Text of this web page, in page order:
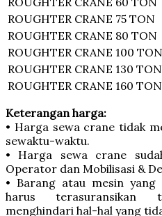
ROUGHTER CRANE 75 TON
ROUGHTER CRANE 80 TON
ROUGHTER CRANE 100 TON
ROUGHTER CRANE 130 TON
ROUGHTER CRANE 160 TON
Keterangan harga:
• Harga sewa crane tidak
sewaktu-waktu.
• Harga sewa crane
Operator dan Mobilisasi &
• Barang atau mesin
harus terasuransikan
menghindari hal-hal yang